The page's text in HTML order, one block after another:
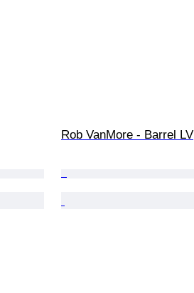
Rob VanMore - Barrel LV